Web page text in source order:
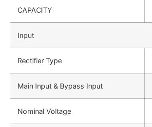
CAPACITY
Input
Rectifier Type
Main Input & Bypass Input
Nominal Voltage